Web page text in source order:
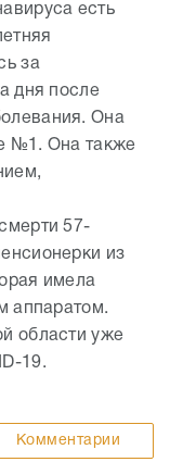
есть
за
дня после
Она
№1. Она также
57-
из
имела
аппаратом.
области уже
19.
Комментарии